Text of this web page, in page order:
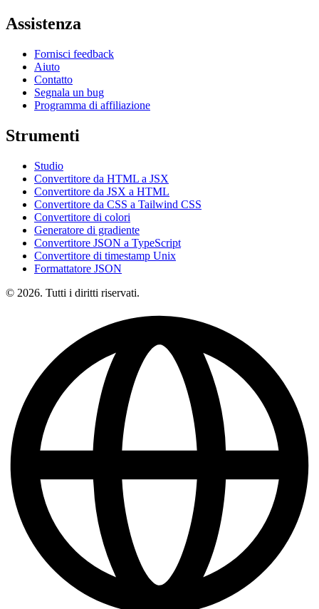
Assistenza
Fornisci feedback
Aiuto
Contatto
Segnala un bug
Programma di affiliazione
Strumenti
Studio
Convertitore da HTML a JSX
Convertitore da JSX a HTML
Convertitore da CSS a Tailwind CSS
Convertitore di colori
Generatore di gradiente
Convertitore JSON a TypeScript
Convertitore di timestamp Unix
Formattatore JSON
© 2026. Tutti i diritti riservati.